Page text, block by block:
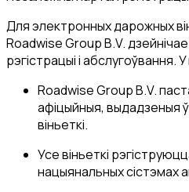
Для электронных дарожных
Roadwise Group B.V.
рэгістрацыі і абслугоўвання.
Roadwise Group B.V.
афіцыйныя, выдадзеныя
віньеткі.
Усе віньеткі
нацыянальных сістэмах